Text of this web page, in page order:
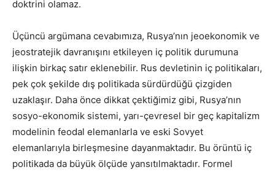
doktrini olamaz.
Üçüncü argümana cevabımıza, Rusya’nın jeoekonomik ve
jeostratejik davranışını etkileyen iç politik durumuna
ilişkin birkaç satır eklenebilir. Rus devletinin iç politikaları,
pek çok şekilde dış politikada sürdürdüğü çizgiden
uzaklaşır. Daha önce dikkat çektiğimiz gibi, Rusya’nın
sosyo-ekonomik sistemi, yarı-çevresel bir geç kapitalizm
modelinin feodal elemanlarla ve eski Sovyet
elemanlarıyla birleşmesine dayanmaktadır. Bu örüntü iç
politikada da büyük ölçüde yansıtılmaktadır. Formel